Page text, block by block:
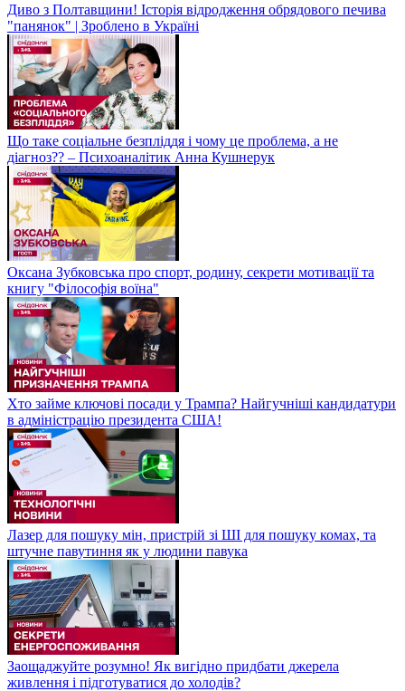
Диво з Полтавщини! Історія відродження обрядового печива
"панянок" | Зроблено в Україні
Що таке соціальне безпліддя і чому це проблема, а не
діагноз?? – Психоаналітик Анна Кушнерук
Оксана Зубковська про спорт, родину, секрети мотивації та
книгу "Філософія воїна"
Хто займе ключові посади у Трампа? Найгучніші кандидатури
в адміністрацію президента США!
Лазер для пошуку мін, пристрій зі ШІ для пошуку комах, та
штучне павутиння як у людини павука
Заощаджуйте розумно! Як вигідно придбати джерела
живлення і підготуватися до холодів?